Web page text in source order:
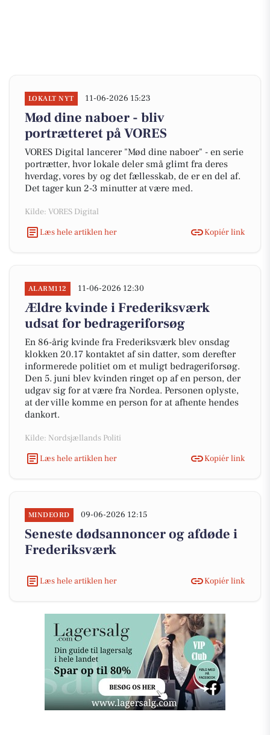
LOKALT NYT 11-06-2026 15:23
Mød dine naboer - bliv
portrætteret på VORES
VORES Digital lancerer "Mød dine naboer" - en serie
portrætter, hvor lokale deler små glimt fra deres
hverdag, vores by og det fællesskab, de er en del af.
Det tager kun 2-3 minutter at være med.
Kilde: VORES Digital
Læs hele artiklen her
Kopiér link
ALARM112 11-06-2026 12:30
Ældre kvinde i Frederiksværk
udsat for bedrageriforsøg
En 86-årig kvinde fra Frederiksværk blev onsdag
klokken 20.17 kontaktet af sin datter, som derefter
informerede politiet om et muligt bedrageriforsøg.
Den 5. juni blev kvinden ringet op af en person, der
udgav sig for at være fra Nordea. Personen oplyste,
at der ville komme en person for at afhente hendes
dankort.
Kilde: Nordsjællands Politi
Læs hele artiklen her
Kopiér link
MINDEORD 09-06-2026 12:15
Seneste dødsannoncer og afdøde i
Frederiksværk
Læs hele artiklen her Kopiér link